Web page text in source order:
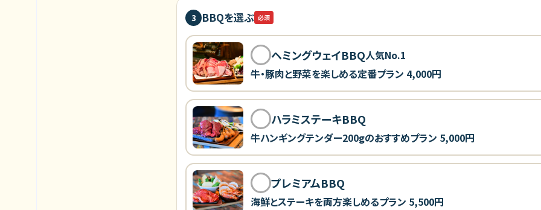
3 BBQを選ぶ 必須
ヘミングウェイBBQ人気No.1
牛・豚肉と野菜を楽しめる定番プラン 4,000円
ハラミステーキBBQ
牛ハンギングテンダー200gのおすすめプラン 5,000円
プレミアムBBQ
海鮮とステーキを両方楽しめるプラン 5,500円